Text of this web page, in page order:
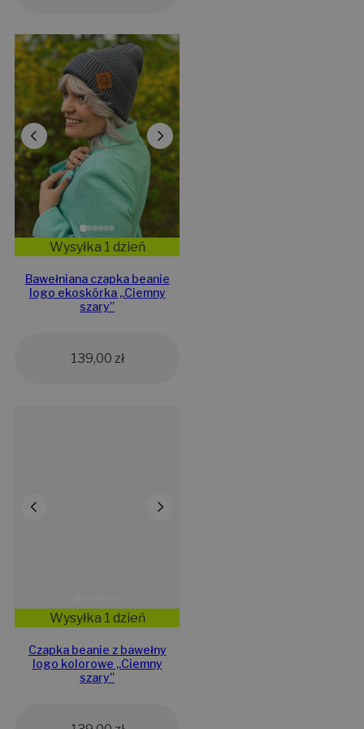
Wysyłka 1 dzień
Bawełniana czapka beanie
logo ekoskórka „Ciemny
szary”
139,00 zł
Wysyłka 1 dzień
Czapka beanie z bawełny
logo kolorowe „Ciemny
szary”